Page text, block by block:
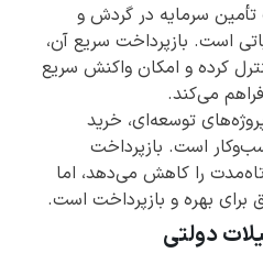
سرمایه در گردش و
است. بازپرداخت سریع آن،
کرده و امکان واکنش سریع
می‌کند.
توسعه‌ای، خرید
است. بازپرداخت
را کاهش می‌دهد، اما
برای بهره و بازپرداخت است.